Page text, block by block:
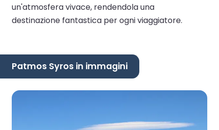
un'atmosfera vivace, rendendola una
destinazione fantastica per ogni viaggiatore.
Patmos Syros in immagini